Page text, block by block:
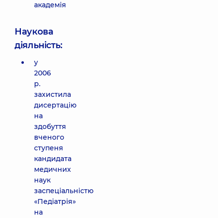
академія
Наукова
діяльність:
у
2006
р.
захистила
дисертацію
на
здобуття
вченого
ступеня
кандидата
медичних
наук
заспеціальністю
«Педіатрія»
на